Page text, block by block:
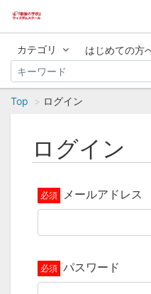
カテゴリ はじめての方
Top ログイン
ログイン
メールアドレス
パスワード